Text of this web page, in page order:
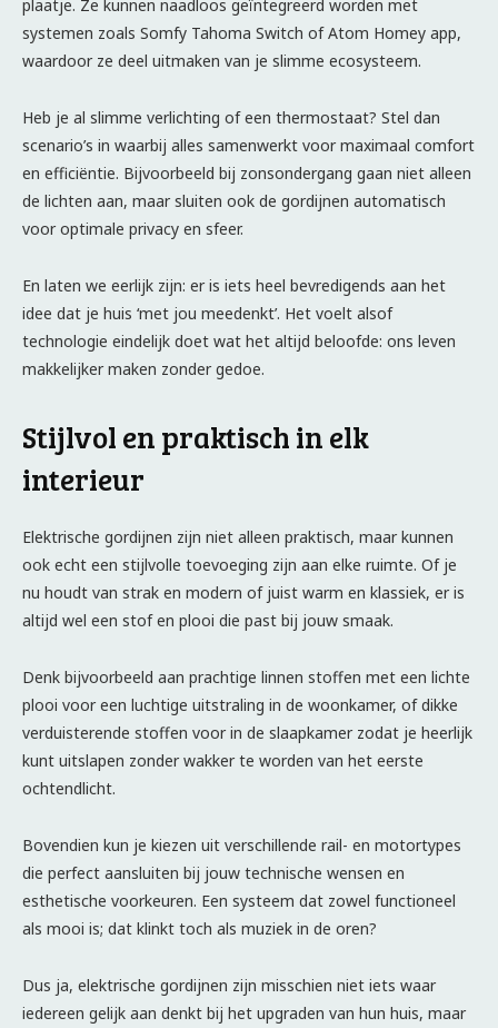
plaatje. Ze kunnen naadloos geïntegreerd worden met
systemen zoals Somfy Tahoma Switch of Atom Homey app,
waardoor ze deel uitmaken van je slimme ecosysteem.
Heb je al slimme verlichting of een thermostaat? Stel dan
scenario’s in waarbij alles samenwerkt voor maximaal comfort
en efficiëntie. Bijvoorbeeld bij zonsondergang gaan niet alleen
de lichten aan, maar sluiten ook de gordijnen automatisch
voor optimale privacy en sfeer.
En laten we eerlijk zijn: er is iets heel bevredigends aan het
idee dat je huis ‘met jou meedenkt’. Het voelt alsof
technologie eindelijk doet wat het altijd beloofde: ons leven
makkelijker maken zonder gedoe.
Stijlvol en praktisch in elk
interieur
Elektrische gordijnen zijn niet alleen praktisch, maar kunnen
ook echt een stijlvolle toevoeging zijn aan elke ruimte. Of je
nu houdt van strak en modern of juist warm en klassiek, er is
altijd wel een stof en plooi die past bij jouw smaak.
Denk bijvoorbeeld aan prachtige linnen stoffen met een lichte
plooi voor een luchtige uitstraling in de woonkamer, of dikke
verduisterende stoffen voor in de slaapkamer zodat je heerlijk
kunt uitslapen zonder wakker te worden van het eerste
ochtendlicht.
Bovendien kun je kiezen uit verschillende rail- en motortypes
die perfect aansluiten bij jouw technische wensen en
esthetische voorkeuren. Een systeem dat zowel functioneel
als mooi is; dat klinkt toch als muziek in de oren?
Dus ja, elektrische gordijnen zijn misschien niet iets waar
iedereen gelijk aan denkt bij het upgraden van hun huis, maar